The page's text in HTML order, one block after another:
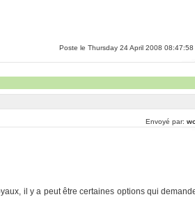
Poste le Thursday 24 April 2008 08:47:58
Envoyé par:
il y a peut être certaines options qui